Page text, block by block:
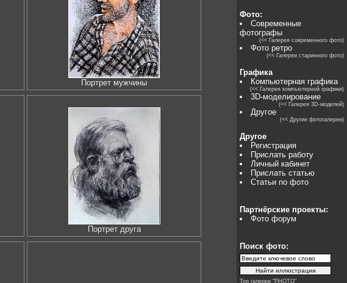
Портрет мужчины
Портрет друга
Фото:
Современные
фотографы
(<< Галерея современного фото)
Фото ретро
(<< Галереи старинного фото)
Графика
Компьютерная графика
(<< Галерея компьютерной графики)
3D-моделирование
(<< Галерея 3D-моделей)
Другое
(<< Другие фотогалереи)
Другое
Регистрация
Прислать работу
Личный кабинет
Прислать статью
Статьи по фото
Партнёрские проекты:
Фото форум
Поиск фото:
Top галереи "PHOTO"